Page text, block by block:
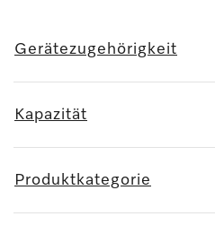
Gerätezugehörigkeit
Kapazität
Produktkategorie